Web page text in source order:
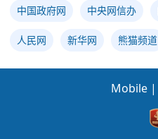
中国政府网 中央网信办
人民网 新华网 熊猫频道
Mobile |